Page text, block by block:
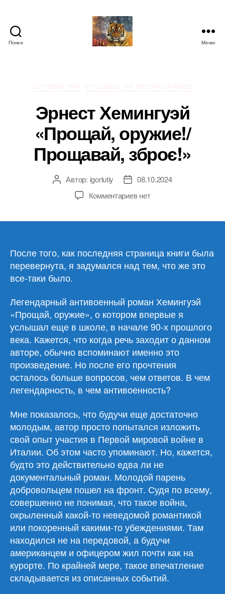
Поиск Меню
Эрнест Хемингуэй
«Прощай, оружие!/
Прощавай, зброє!»
Автор
записи
Автор: igorlutiy
Дата08.10.2024
Комментариевк
оружие!/
Прощавай,
зброє!»
нет
После того, как последняя страница книги была
перевернута, я задумался над тем, что же это
все-таки было.
Легендарный антивоенный роман Хемингуэй
«Прощай, оружие», о котором впервые я
услышал еще в школе, в начале 90-х прошлого
века. Кажется, что когда речь заходит о данном
авторе, обычно вспоминают именно это
произведение. Но после его прочтения
осталось больше вопросов, чем ответов. В чем
легендарность, в чем антивоенность?
Мне показалось, что будучи еще достаточно
молодым, автор просто попытался изложить
свой опыт участия в Первой мировой войне в
Италии. Об этом часто упоминают. Но, кажется,
будто это действительно едва ли не
документальный роман. Молодой парень
добровольцем пошел на фронт. Судя по всему,
совершенно не понимая, что такое война,
окрыленный какой-то неведомой романтикой
или покоренный какими-то убеждениями. Там
находился не на передовой, а будучи
американцем и офицером жил почти как на
курорте. По крайней мере, такое впечатление
складывается из описанных событий.